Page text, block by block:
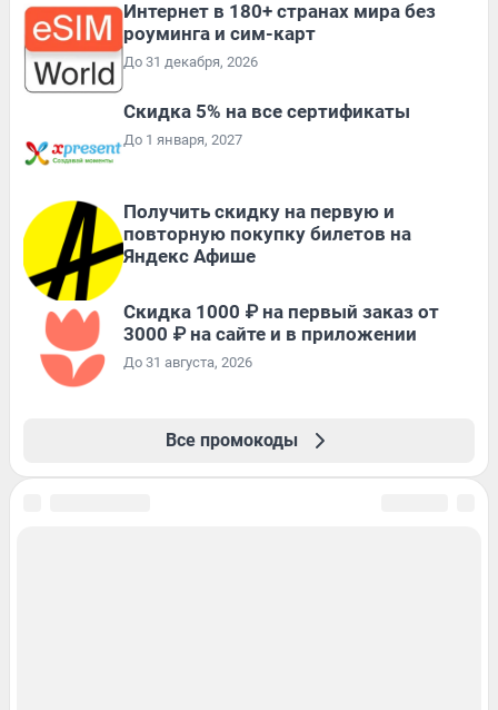
Интернет в 180+ странах мира без
роуминга и сим-карт
До 31 декабря, 2026
Скидка 5% на все сертификаты
До 1 января, 2027
Получить скидку на первую и
повторную покупку билетов на
Яндекс Афише
Скидка 1000 ₽ на первый заказ от
3000 ₽ на сайте и в приложении
До 31 августа, 2026
Все промокоды